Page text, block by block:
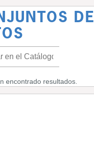
DE
encontrado resultados.